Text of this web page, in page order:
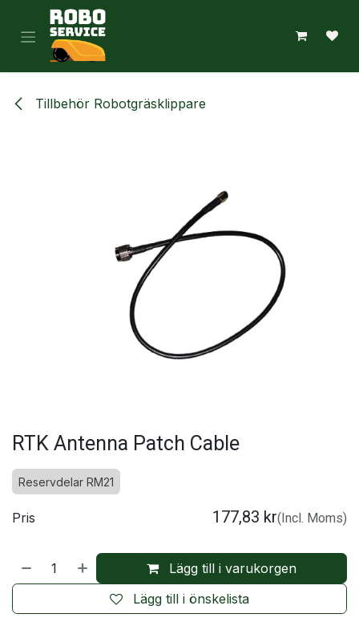
Hoppa till innehåll
Tillbehör Robotgräsklippare
RTK Antenna Patch Cable
Reservdelar RM21
Lägg till i varukorgen
Lägg till i önskelista
Pris 177,83 kr(Incl. Moms)